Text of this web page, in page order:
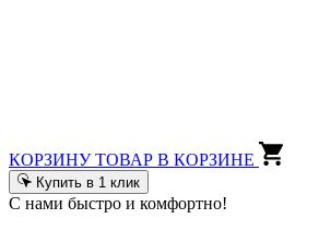
КОРЗИНУ ТОВАР В КОРЗИНЕ
Купить в 1 клик
С нами быстро и комфортно!